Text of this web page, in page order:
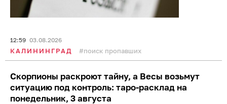
12:59 03.08.2026
КАЛИНИНГРАД поиск пропавших
Скорпионы раскроют тайну, а Весы возьмут
ситуацию под контроль: таро-расклад на
понедельник, 3 августа